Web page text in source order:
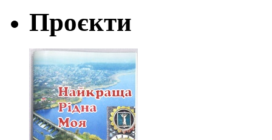
Проєкти